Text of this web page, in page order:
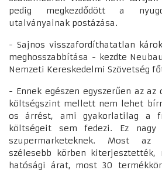
pedig megkezdődött a
utalványainak postázása.
- Sajnos visszafordíthatatlan
meghosszabbítása - kezdte
Nemzeti Kereskedelmi Szövetség
- Ennek egészen egyszerűen az az
költségszint mellett nem lehet
os árrést, ami gyakorlatilag a
költségeit sem fedezi. Ez
szupermarketeknek. Most az
szélesebb körben
hatósági árat, most 30